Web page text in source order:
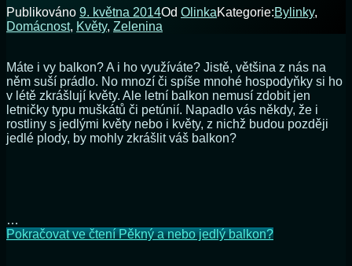
Publikováno 9. května 2014Od OlinkaKategorie:Bylinky,
Domácnost, Květy, Zelenina
Máte i vy balkon? A i ho využíváte? Jistě, většina z nás na
něm suší prádlo. No mnozí či spíše mnohé hospodyňky si ho
v létě zkrášlují květy. Ale letní balkon nemusí zdobit jen
letničky typu muškátů či petúnií. Napadlo vás někdy, že i
rostliny s jedlými květy nebo i květy, z nichž budou později
jedlé plody, by mohly zkrášlit váš balkon?
…
Pokračovat ve čteníPěkný a nebo jedlý balkon?